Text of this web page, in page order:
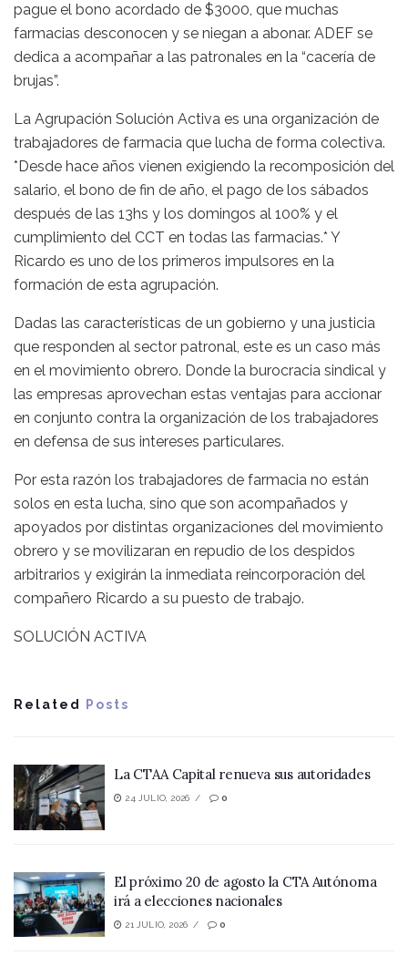
pague el bono acordado de $3000, que muchas
farmacias desconocen y se niegan a abonar. ADEF se
dedica a acompañar a las patronales en la “cacería de
brujas”.
La Agrupación Solución Activa es una organización de
trabajadores de farmacia que lucha de forma colectiva.
*Desde hace años vienen exigiendo la recomposición del
salario, el bono de fin de año, el pago de los sábados
después de las 13hs y los domingos al 100% y el
cumplimiento del CCT en todas las farmacias.* Y
Ricardo es uno de los primeros impulsores en la
formación de esta agrupación.
Dadas las características de un gobierno y una justicia
que responden al sector patronal, este es un caso más
en el movimiento obrero. Donde la burocracia sindical y
las empresas aprovechan estas ventajas para accionar
en conjunto contra la organización de los trabajadores
en defensa de sus intereses particulares.
Por esta razón los trabajadores de farmacia no están
solos en esta lucha, sino que son acompañados y
apoyados por distintas organizaciones del movimiento
obrero y se movilizaran en repudio de los despidos
arbitrarios y exigirán la inmediata reincorporación del
compañero Ricardo a su puesto de trabajo.
SOLUCIÓN ACTIVA
Related Posts
La CTAA Capital renueva sus autoridades
24 JULIO, 2026 0
El próximo 20 de agosto la CTA Autónoma
irá a elecciones nacionales
21 JULIO, 2026 0